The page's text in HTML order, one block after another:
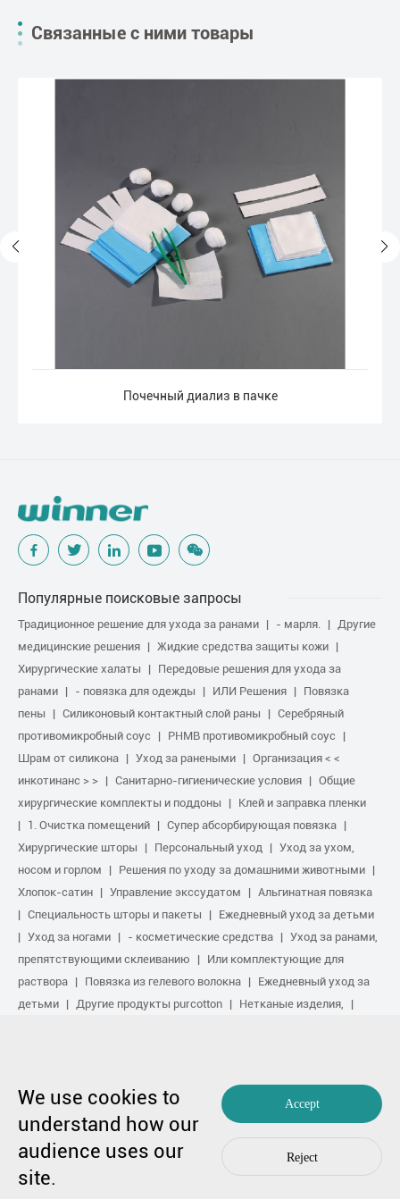
Связанные с ними товары
Почечный диализ в пачке
Популярные поисковые запросы
Традиционное решение для ухода за ранами - марля.
Другие
медицинские решения
Жидкие средства защиты кожи
Хирургические халаты
Передовые решения для ухода за
ранами
- повязка для одежды ИЛИ Решения
Повязка
пены
Силиконовый контактный слой раны
Серебряный
противомикробный соус
PHMB противомикробный соус
Шрам от силикона
Уход за ранеными
Организация < <
инкотинанс > >
Санитарно-гигиенические условия
Общие
хирургические комплекты и поддоны
Клей и заправка пленки
1. Очистка помещений
Супер абсорбирующая повязка
Хирургические шторы
Персональный уход
Уход за ухом,
носом и горлом
Решения по уходу за домашними животными
Хлопок-сатин
Управление экссудатом
Альгинатная повязка
Специальность шторы и пакеты
Ежедневный уход за детьми
Уход за ногами
- косметические средства
Уход за ранами,
препятствующими склеиванию
Или комплектующие для
раствора
Повязка из гелевого волокна
Ежедневный уход за
детьми
Другие продукты purcotton
Нетканые изделия,
Авторское право на 1991-2023 гг. победитель Medical Co., Ltd. Все
права защищены.
粤ICP备17048516号. Карта сайта
Политика конфиденциальности
В случае любой озабоченности,
We use cookies to
understand how our
audience uses our
site.
Accept
Reject